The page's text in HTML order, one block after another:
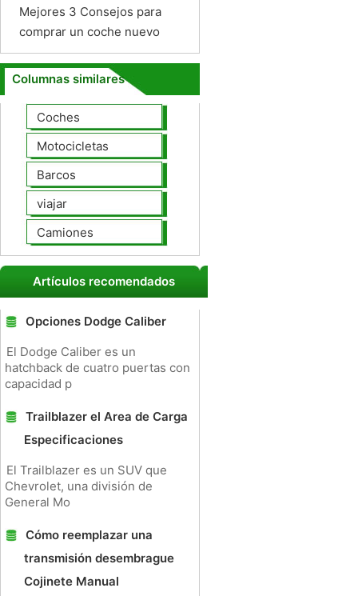
Mejores 3 Consejos para
comprar un coche nuevo
Columnas similares
Coches
Motocicletas
Barcos
viajar
Camiones
Artículos recomendados
Opciones Dodge Caliber
El Dodge Caliber es un
hatchback de cuatro puertas con
capacidad p
Trailblazer el Area de Carga
Especificaciones
El Trailblazer es un SUV que
Chevrolet, una división de
General Mo
Cómo reemplazar una
transmisión desembrague
Cojinete Manual